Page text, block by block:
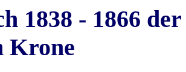
1838 - 1866
Krone